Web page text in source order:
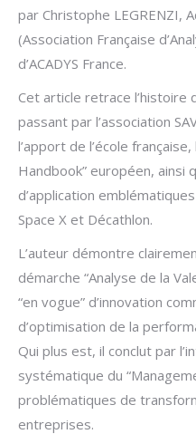
par Christophe LEGRENZI,
(Association Française
d’ACADYS France.
Cet article retrace l’histoire
passant par l’association
l’apport de l’école
Handbook” européen, ainsi
d’application
Space X et Décathlon.
L’auteur démontre
démarche “Analyse de la
“en vogue” d’innovation
d’optimisation de la
Qui plus est, il conclut par
systématique du
problématiques de
entreprises.